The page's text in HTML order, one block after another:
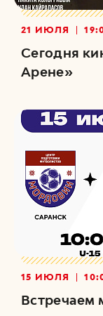
21 ИЮЛЯ
Сегодня
Арене»
15 ИЮЛЯ